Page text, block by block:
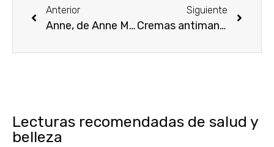
Anterior
Anne, de Anne Muller. Set Regalo
Siguiente
Cremas antimanchas de Bella Aurora
Lecturas recomendadas de salud y
belleza